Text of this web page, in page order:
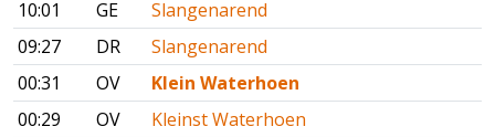
10:01
GE
Slangenarend
09:27
DR
Slangenarend
00:31
OV
Klein Waterhoen
00:29
OV Kleinst Waterhoen